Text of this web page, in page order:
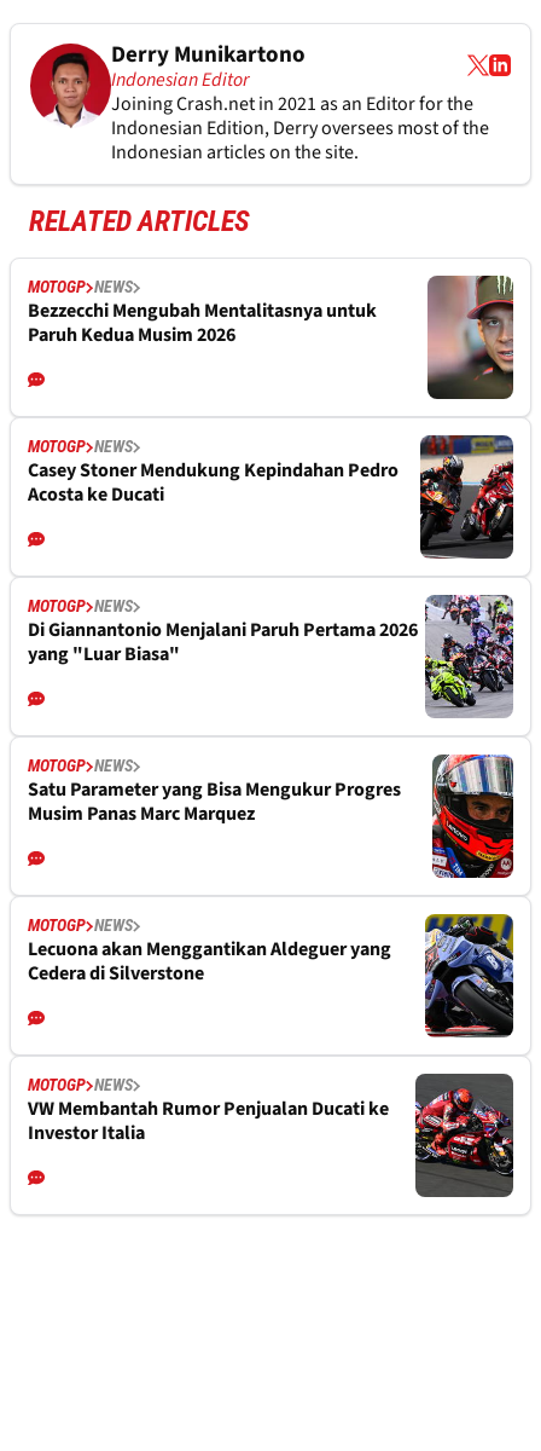
Derry Munikartono
Indonesian Editor
Joining Crash.net in 2021 as an Editor for the
Indonesian Edition, Derry oversees most of the
Indonesian articles on the site.
RELATED ARTICLES
MOTOGP NEWS
Bezzecchi Mengubah Mentalitasnya untuk
Paruh Kedua Musim 2026
MOTOGP NEWS
Casey Stoner Mendukung Kepindahan Pedro
Acosta ke Ducati
MOTOGP NEWS
Di Giannantonio Menjalani Paruh Pertama 2026
yang "Luar Biasa"
MOTOGP NEWS
Satu Parameter yang Bisa Mengukur Progres
Musim Panas Marc Marquez
MOTOGP NEWS
Lecuona akan Menggantikan Aldeguer yang
Cedera di Silverstone
MOTOGP NEWS
VW Membantah Rumor Penjualan Ducati ke
Investor Italia